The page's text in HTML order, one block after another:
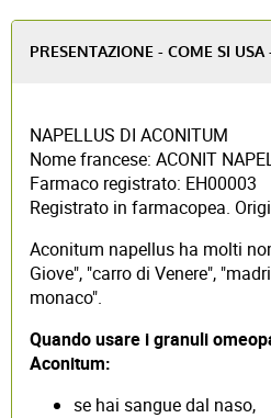
PRESENTAZIONE - COME SI
NAPELLUS DI ACONITUM
Nome francese: ACONIT
Farmaco registrato: EH00003
Registrato in farmacopea.
Aconitum napellus ha molti
Giove", "carro di Venere",
monaco".
Quando usare i granuli
Aconitum:
se hai sangue dal naso,